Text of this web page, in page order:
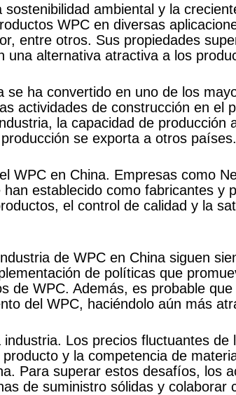
ambiental y la
WPC en diversas
entre otros. Sus propiedades
alternativa atractiva a los
ha convertido en uno de los
actividades de construcción en el
la capacidad de producción
se exporta a otros países.
WPC en China. Empresas como
establecido como fabricantes y
el control de calidad y la
de WPC en China siguen
de políticas que
de WPC. Además, es probable
del WPC, haciéndolo aún más
Los precios fluctuantes
y la competencia de
Para superar estos desafíos, los
de suministro sólidas y